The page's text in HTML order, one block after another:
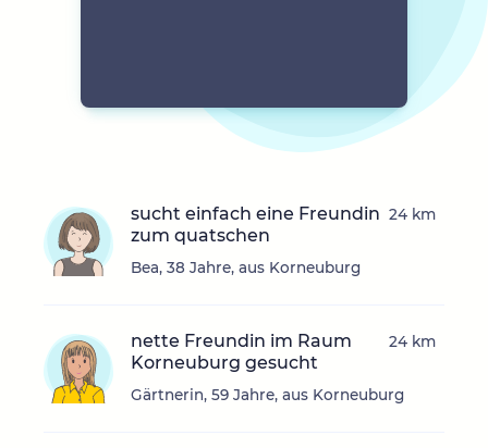
sucht einfach eine Freundin
zum quatschen
Bea, 38 Jahre, aus Korneuburg
24 km
nette Freundin im Raum
Korneuburg gesucht
Gärtnerin, 59 Jahre, aus Korneuburg
24 km